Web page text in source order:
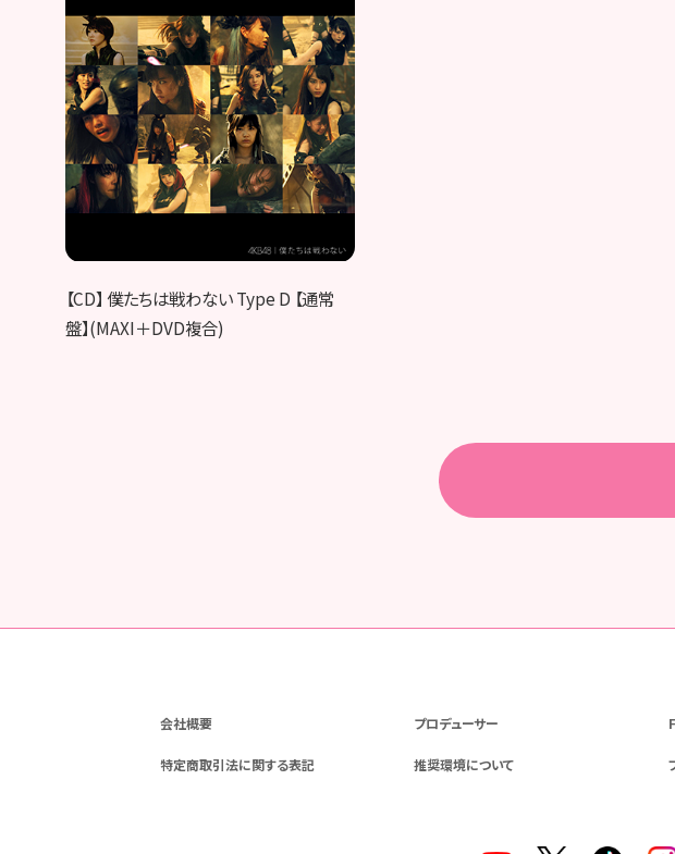
【CD】 僕たちは戦わない Type D 【通常
盤】(MAXI＋DVD複合)
会社概要 プロデューサー
特定商取引法に関する表記 推奨環境について